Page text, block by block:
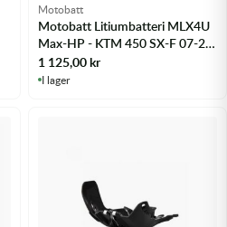
Motobatt
Motobatt Litiumbatteri MLX4U
Max-HP - KTM 450 SX-F 07-25
m.fl.
1 125,00kr
I lager